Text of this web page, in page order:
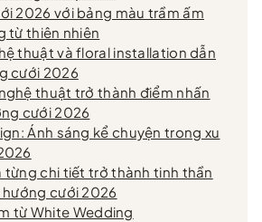
2026 với bảng màu trầm ấm
từ thiên nhiên
thuật và floral installation dẫn
cưới 2026
thuật trở thành điểm nhấn
cưới 2026
Ánh sáng kể chuyện trong xu
từng chi tiết trở thành tinh thần
hướng cưới 2026
từ White Wedding